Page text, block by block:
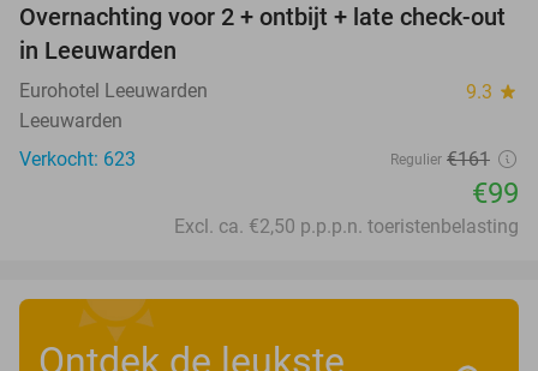
39%
Overnachting voor 2 + ontbijt + late check-out
in Leeuwarden
Eurohotel Leeuwarden 9.3 star
Leeuwarden
Verkocht: 623
Regulier €161
€99
Excl. ca. €2,50 p.p.p.n. toeristenbelasting
Ontdek de leukste